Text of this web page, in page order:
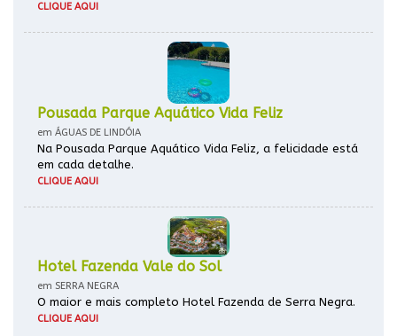
CLIQUE AQUI
Pousada Parque Aquático Vida Feliz
em ÁGUAS DE LINDÓIA
Na Pousada Parque Aquático Vida Feliz, a felicidade está
em cada detalhe.
CLIQUE AQUI
Hotel Fazenda Vale do Sol
em SERRA NEGRA
O maior e mais completo Hotel Fazenda de Serra Negra.
CLIQUE AQUI